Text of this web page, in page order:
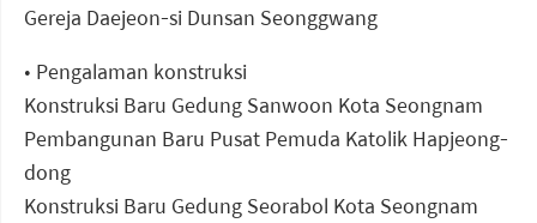
Gereja Daejeon-si Dunsan Seonggwang
• Pengalaman konstruksi
Konstruksi Baru Gedung Sanwoon Kota Seongnam
Pembangunan Baru Pusat Pemuda Katolik Hapjeong-
dong
Konstruksi Baru Gedung Seorabol Kota Seongnam